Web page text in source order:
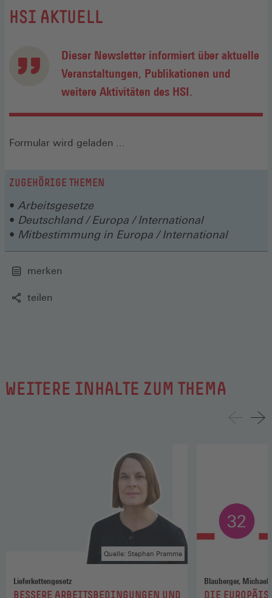
:
HSI AKTUELL
Dieser Newsletter informiert über aktuelle
Veranstaltungen, Publikationen und
weitere Aktivitäten des HSI.
Formular wird geladen ...
ZUGEHÖRIGE THEMEN
Arbeitsgesetze
Deutschland / Europa / International
Mitbestimmung in Europa / International
merken
teilen
WEITERE INHALTE ZUM THEMA
Lieferkettengesetz
:BESSERE ARBEITSBEDINGUNGEN UND
Quelle: Stephan Pramme
:
DIE